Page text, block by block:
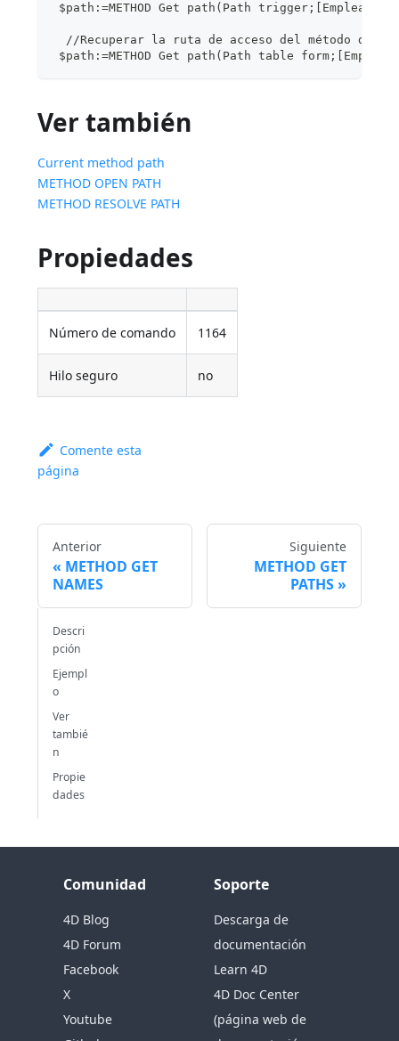
$path:=METHOD Get path(Path
//Recuperar la ruta de acceso del método del
$path:=METHOD Get path(Path table
Ver también
Current method path
METHOD OPEN PATH
METHOD RESOLVE PATH
Propiedades
Número de comando 1164
Hilo seguro no
Comente esta
página
Anterior
METHOD GET
NAMES
Siguiente
METHOD GET
PATHS
Descri
pción
Ejempl
o
Ver
tambié
n
Propie
dades
Comunidad
4D Blog
4D Forum
Facebook
X
Youtube
Soporte
Descarga de
documentación
Learn 4D
4D Doc Center
(página web de